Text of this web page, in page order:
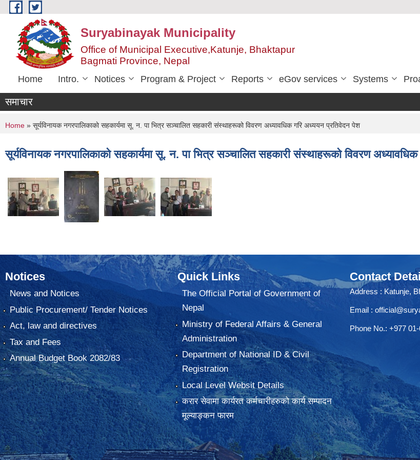
Skip to main content
Suryabinayak Municipality
Office of Municipal Executive,Katunje, Bhaktapur
Bagmati Province, Nepal
Home Intro. Notices Program & Project Reports eGov services Systems
समाचार
You are here
Home » सूर्यविनायक नगरपालिकाकाे सहकार्यमा सू. न. पा भित्र सञ्चालित सहकारी संस्थाहरूको विवरण अध्यावधिक गरि अध्ययन प्रतिवेदन पेश
सूर्यविनायक नगरपालिकाकाे सहकार्यमा सू. न. पा भित्र सञ्चालित सहकारी संस्थाहरूको विवरण
Notices
News and Notices
Public Procurement/ Tender Notices
Act, law and directives
Tax and Fees
Annual Budget Book 2082/83
Quick Links
The Official Portal of Government of
Nepal
Ministry of Federal Affairs & General
Administration
Department of National ID & Civil
Registration
Local Level Websit Details
करार सेवामा कार्यरत कर्मचारीहरुको कार्य सम्पादन
मूल्याङ्कन फारम
Contact
Address : Katunje,
Email :
Phone No.: +977